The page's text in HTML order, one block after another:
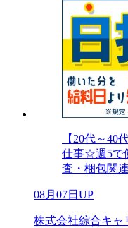
【20代～40
仕事☆週5で
査・梱包関
08月07日UP
株式会社綜合キャ